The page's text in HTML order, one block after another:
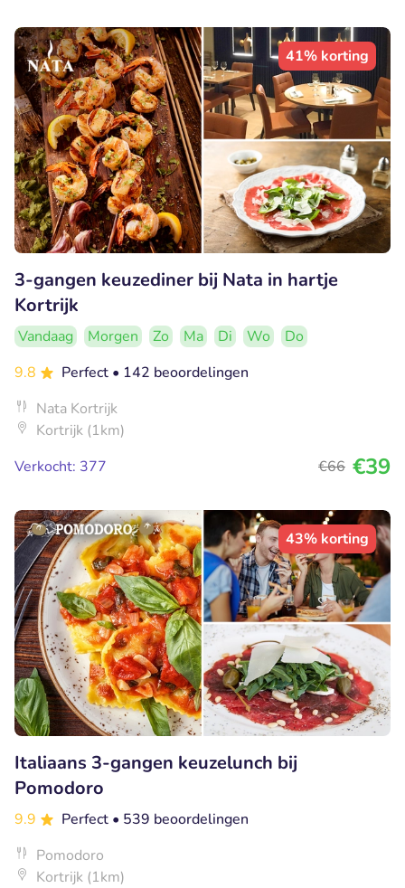
41% korting
3-gangen keuzediner bij Nata in hartje
Kortrijk
Vandaag Morgen Zo Ma Di Wo
Do
9.8
Perfect • 142 beoordelingen
Nata Kortrijk
Kortrijk (1km)
Verkocht: 377
€66 €39
43% korting
Italiaans 3-gangen keuzelunch bij
Pomodoro
9.9 Perfect • 539 beoordelingen
Pomodoro
Kortrijk (1km)